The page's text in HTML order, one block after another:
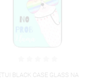
ETUI BLACK CASE GLASS NA